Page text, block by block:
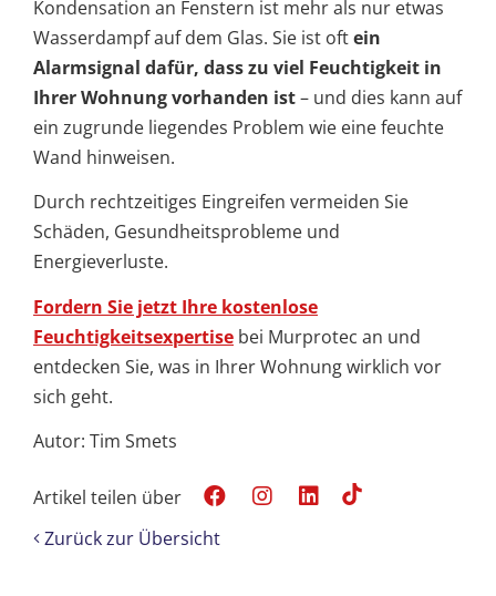
Kondensation an Fenstern ist mehr als nur etwas
Wasserdampf auf dem Glas. Sie ist oftein
Alarmsignal dafür, dass zu viel Feuchtigkeit in
Ihrer Wohnung vorhanden ist– und dies kann auf
ein zugrunde liegendes Problem wie eine feuchte
Wand hinweisen.
Durch rechtzeitiges Eingreifen vermeiden Sie
Schäden, Gesundheitsprobleme und
Energieverluste.
Fordern Sie jetzt Ihre kostenlose
Feuchtigkeitsexpertise bei Murprotec an und
entdecken Sie, was in Ihrer Wohnung wirklich vor
sich geht.
Autor: Tim Smets
Artikel teilen über
Zurück zur Übersicht